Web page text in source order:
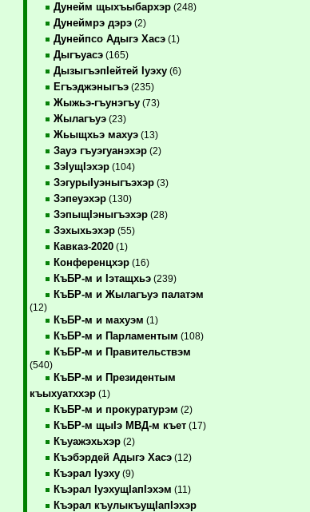
Дунейм щыхъыбархэр(248)
Дунеймрэ дэрэ(2)
Дунейпсо Адыгэ Хасэ(1)
Дыгъуасэ(165)
ДызыгъэпIейтей Iуэху(6)
Егъэджэныгъэ(235)
Жыжьэ-гъунэгъу(73)
Жылагъуэ(23)
Жьыщхьэ махуэ(13)
Зауэ гъуэгуанэхэр(2)
ЗэIущIэхэр(104)
ЗэгурыIуэныгъэхэр(3)
Зэпеуэхэр(130)
ЗэпыщIэныгъэхэр(28)
Зэхыхьэхэр(55)
Кавказ-2020(1)
Конференцхэр(16)
КъБР-м и Iэтащхьэ(239)
КъБР-м и Жылагъуэ палатэм
(12)
КъБР-м и махуэм (1)
КъБР-м и Парламентым (108)
КъБР-м и Правительствэм
(540)
КъБР-м и Президентым
къыхуатххэр(1)
КъБР-м и прокуратурэм (2)
КъБР-м щыIэ МВД-м къет(17)
Къуажэхьхэр(2)
Къэбэрдей Адыгэ Хасэ(12)
Къэрал Iуэху(9)
Къэрал IуэхущIапIэхэм (11)
Къэрал къулыкъущIапIэхэр